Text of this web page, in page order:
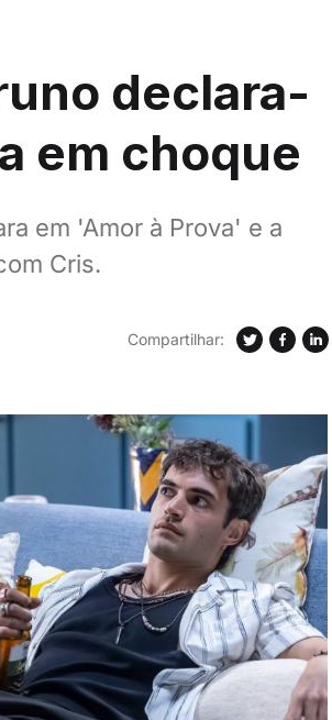
declara-
em choque
em 'Amor à Prova' e a
Cris.
Compartilhar: